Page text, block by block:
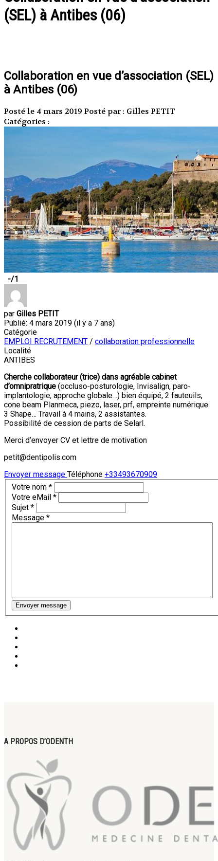
(SEL) à Antibes (06)
Collaboration en vue d’association (SEL)
à Antibes (06)
Posté le 4 mars 2019 Posté par : Gilles PETIT
Catégories :
-/1
par Gilles PETIT
Publié: 4 mars 2019 (il y a 7 ans)
Catégorie
EMPLOI RECRUTEMENT / collaboration professionnelle
Localité
ANTIBES
Cherche collaborateur (trice) dans agréable cabinet
d’omnipratrique (occluso-posturologie, Invisalign, paro-
implantologie, approche globale…) bien équipé, 2 fauteuils,
cone beam Planmeca, piezo, laser, prf, empreinte numérique
3 Shape… Travail à 4 mains, 2 assistantes.
Possibilité de cession de parts de Selarl.
Merci d’envoyer CV et lettre de motivation
petit@dentipolis.com
Envoyer message Téléphone +33493670909
Votre nom *
Votre eMail *
Sujet *
Message *
A PROPOS D’ODENTH